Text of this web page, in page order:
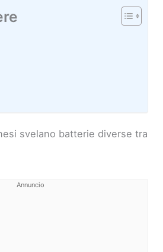
svelano batterie diverse tra
Annuncio